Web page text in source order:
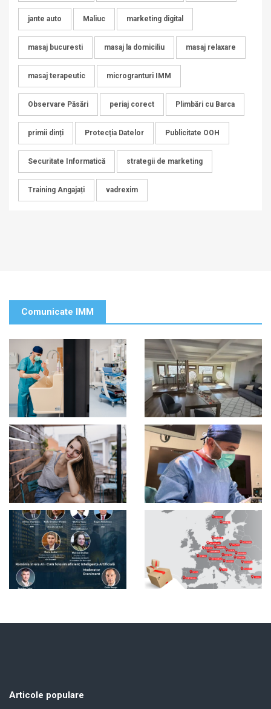
jante auto Maliuc marketing digital
masaj bucuresti masaj la domiciliu masaj relaxare
masaj terapeutic microgranturi IMM
Observare Păsări periaj corect Plimbări cu Barca
primii dinți Protecția Datelor Publicitate OOH
Securitate Informatică strategii de marketing
Training Angajați vadrexim
Comunicate IMM
Articole populare